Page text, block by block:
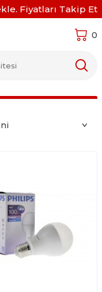
Fiyatları Takip Et
0